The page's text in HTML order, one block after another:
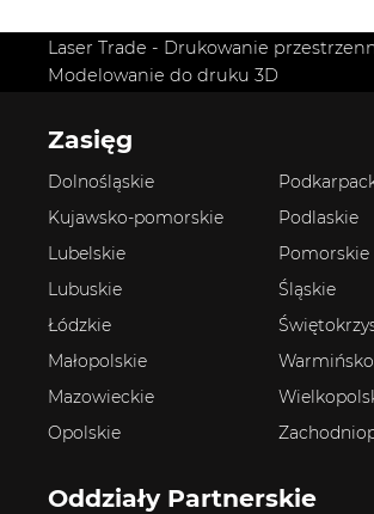
Laser Trade - Drukowanie
Modelowanie do druku 3D
Zasięg
Dolnośląskie
Kujawsko-pomorskie
Lubelskie
Lubuskie
Łódzkie
Małopolskie
Mazowieckie
Opolskie
Podlaskie
Pomorskie
Śląskie
Oddziały Partnerskie